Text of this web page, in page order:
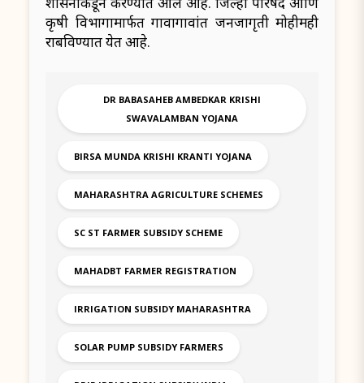
कृषी विभागामार्फत गावागावांत जनजागृती मोहीमही
राबविण्यात येत आहे.
DR BABASAHEB AMBEDKAR KRISHI
SWAVALAMBAN YOJANA
BIRSA MUNDA KRISHI KRANTI YOJANA
MAHARASHTRA AGRICULTURE SCHEMES
SC ST FARMER SUBSIDY SCHEME
MAHADBT FARMER REGISTRATION
IRRIGATION SUBSIDY MAHARASHTRA
SOLAR PUMP SUBSIDY FARMERS